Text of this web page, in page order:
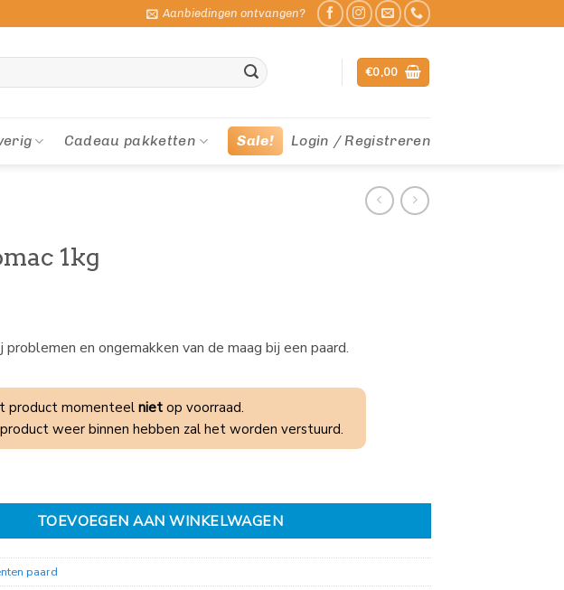
Aanbiedingen ontvangen?
€0,00
Cadeau pakketten Sale! Login / Registreren
1kg
problemen en ongemakken van de maag bij een paard.
product momenteel niet op voorraad.
weer binnen hebben zal het worden verstuurd.
TOEVOEGEN AAN WINKELWAGEN
paard